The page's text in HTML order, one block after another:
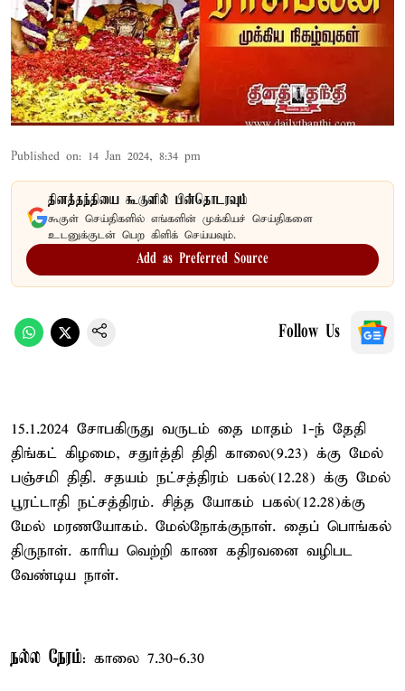
Published on: 14 Jan 2024, 8:34 pm
தினத்தந்தியை கூகுளில் பின்தொடரவும்
கூகுள் செய்திகளில் எங்களின் முக்கியச் செய்திகளை
உடனுக்குடன் பெற கிளிக் செய்யவும்.
Add as Preferred Source
Follow Us
15.1.2024 சோபகிருது வருடம் தை மாதம் 1-ந் தேதி
திங்கட் கிழமை, சதுர்த்தி திதி காலை(9.23) க்கு மேல்
பஞ்சமி திதி. சதயம் நட்சத்திரம் பகல்(12.28) க்கு மேல்
பூரட்டாதி நட்சத்திரம். சித்த யோகம் பகல்(12.28)க்கு
மேல் மரணயோகம். மேல்நோக்குநாள். தைப் பொங்கல்
திருநாள். காரிய வெற்றி காண கதிரவனை வழிபட
வேண்டிய நாள்.
நல்ல நேரம்: காலை 7.30-6.30